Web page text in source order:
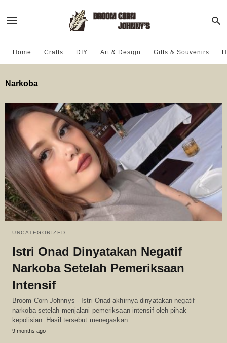
Home Crafts DIY Art & Design Gifts & Souvenirs
Narkoba
UNCATEGORIZED
Istri Onad Dinyatakan Negatif
Narkoba Setelah Pemeriksaan
Intensif
Broom Corn Johnnys - Istri Onad akhirnya dinyatakan negatif
narkoba setelah menjalani pemeriksaan intensif oleh pihak
kepolisian. Hasil tersebut menegaskan…
9 months ago